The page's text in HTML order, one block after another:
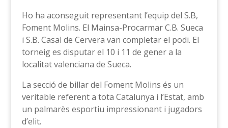
Ho ha aconseguit representant l’equip del S.B,
Foment Molins. El Mainsa-Procarmar C.B. Sueca
i S.B. Casal de Cervera van completar el podi. El
torneig es disputar el 10 i 11 de gener a la
localitat valenciana de Sueca.
La secció de billar del Foment Molins és un
veritable referent a tota Catalunya i l’Estat, amb
un palmarès esportiu impressionant i jugadors
d’elit.